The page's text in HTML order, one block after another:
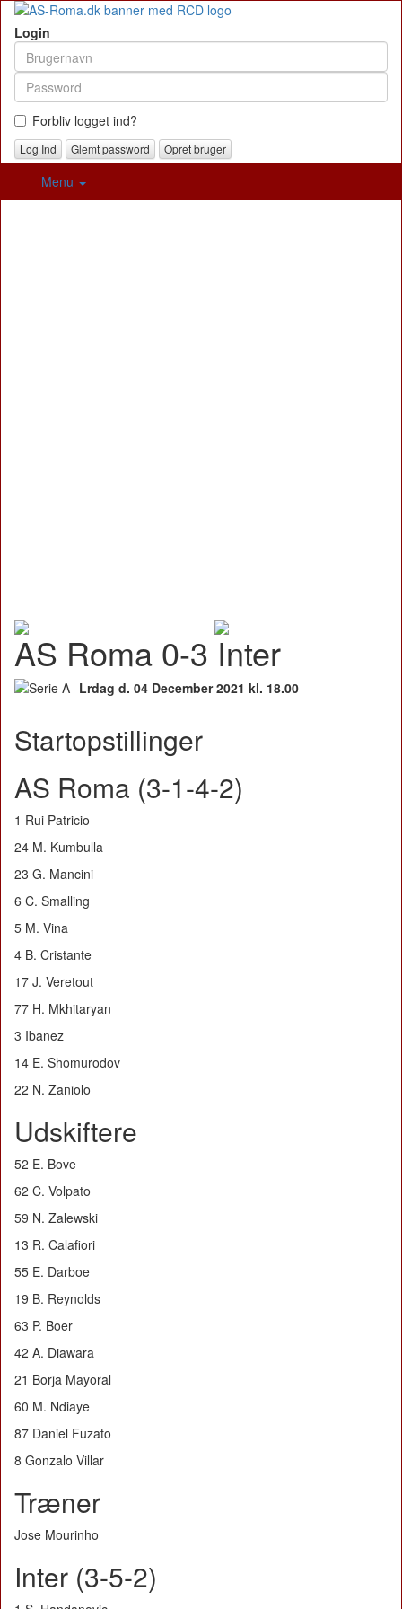
Login
Forbliv logget ind?
Glemt password Opret bruger
Menu
AS Roma 0-3 Inter
Lrdag d. 04 December 2021 kl. 18.00
Startopstillinger
AS Roma (3-1-4-2)
1 Rui Patricio
24 M. Kumbulla
23 G. Mancini
6 C. Smalling
5 M. Vina
4 B. Cristante
17 J. Veretout
77 H. Mkhitaryan
3 Ibanez
14 E. Shomurodov
22 N. Zaniolo
Udskiftere
52 E. Bove
62 C. Volpato
59 N. Zalewski
13 R. Calafiori
55 E. Darboe
19 B. Reynolds
63 P. Boer
42 A. Diawara
21 Borja Mayoral
60 M. Ndiaye
87 Daniel Fuzato
8 Gonzalo Villar
Træner
Jose Mourinho
Inter (3-5-2)